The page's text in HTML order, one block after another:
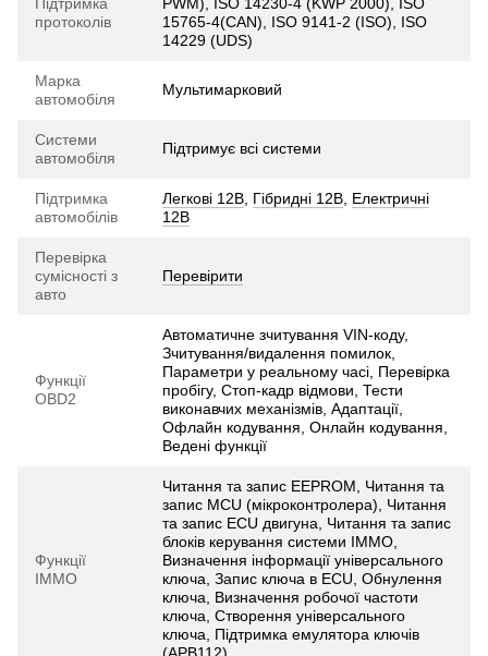
протоколів
15765-4(CAN), ISO 9141-2 (ISO), ISO
14229 (UDS)
Марка
автомобіля
Мультимарковий
Системи
автомобіля
Підтримує всі системи
Підтримка
автомобілів
Легкові 12В Гібридні 12В Електричні
12В
Перевірка
сумісності з
авто
Перевірити
Функції
OBD2
Автоматичне зчитування VIN-коду,
Зчитування/видалення помилок,
Параметри у реальному часі, Перевірка
пробігу, Стоп-кадр відмови, Тести
виконавчих механізмів, Адаптації,
Офлайн кодування, Онлайн кодування,
Ведені функції
Функції
IMMO
Читання та запис EEPROM, Читання та
запис MCU (мікроконтролера), Читання
та запис ECU двигуна, Читання та запис
блоків керування системи IMMO,
Визначення інформації універсального
ключа, Запис ключа в ECU, Обнулення
ключа, Визначення робочої частоти
ключа, Створення універсального
ключа, Підтримка емулятора ключів
(APB112)